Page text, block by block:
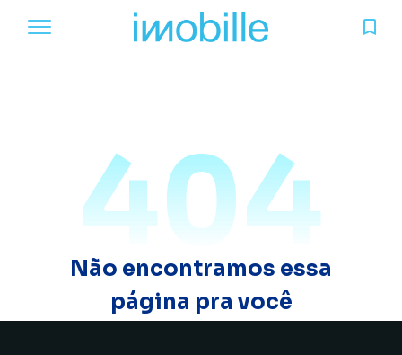
404
Não encontramos essa
página pra você